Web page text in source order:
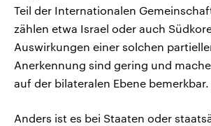
Teil der Internationalen
zählen etwa Israel oder auch
Auswirkungen einer solchen
Anerkennung sind gering und
auf der bilateralen Ebene bemerkbar.
Anders ist es bei Staaten oder